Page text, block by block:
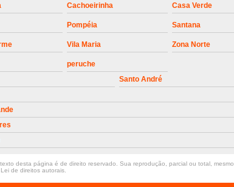
Cachoeirinha Casa Verde
Pompéia Santana
Vila Maria Zona Norte
peruche
Santo André
desta página é de direito reservado. Sua reprodução, parcial ou total,
de direitos autorais.